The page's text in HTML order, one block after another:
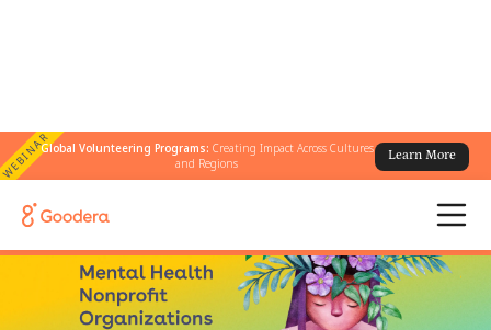
WEBINARGlobal Volunteering Programs: Creating Impact Across Cultures
and Regions
Learn More
← Alle Blogs
psychischen Gesundheit, die es 2025 zu unterstützen gilt